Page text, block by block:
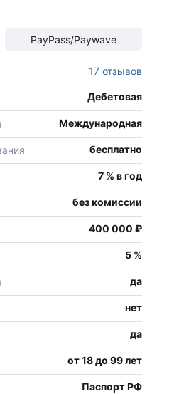
PayPass/Paywave
17 отзывов
Дебетовая
Международная
бесплатно
7 % в год
без комиссии
400 000 ₽
5 %
да
нет
да
от 18 до 99 лет
Паспорт РФ